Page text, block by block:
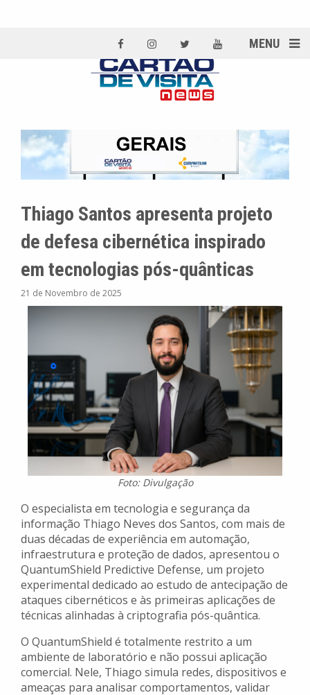
MENU
Thiago Santos apresenta projeto
de defesa cibernética inspirado
em tecnologias pós-quânticas
21 de Novembro de 2025
Foto: Divulgação
O especialista em tecnologia e segurança da
informação Thiago Neves dos Santos, com mais de
duas décadas de experiência em automação,
infraestrutura e proteção de dados, apresentou o
QuantumShield Predictive Defense, um projeto
experimental dedicado ao estudo de antecipação de
ataques cibernéticos e às primeiras aplicações de
técnicas alinhadas à criptografia pós-quântica.
O QuantumShield é totalmente restrito a um
ambiente de laboratório e não possui aplicação
comercial. Nele, Thiago simula redes, dispositivos e
ameaças para analisar comportamentos, validar